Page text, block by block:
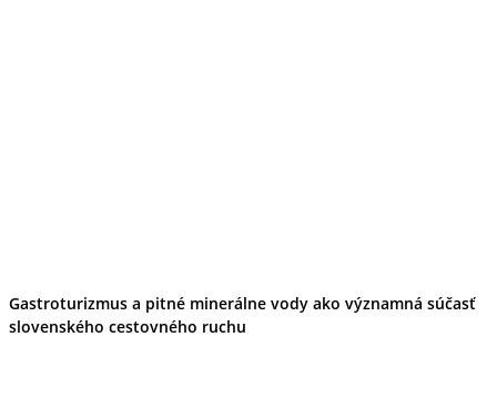
Gastroturizmus a pitné minerálne vody ako významná súčasť
slovenského cestovného ruchu